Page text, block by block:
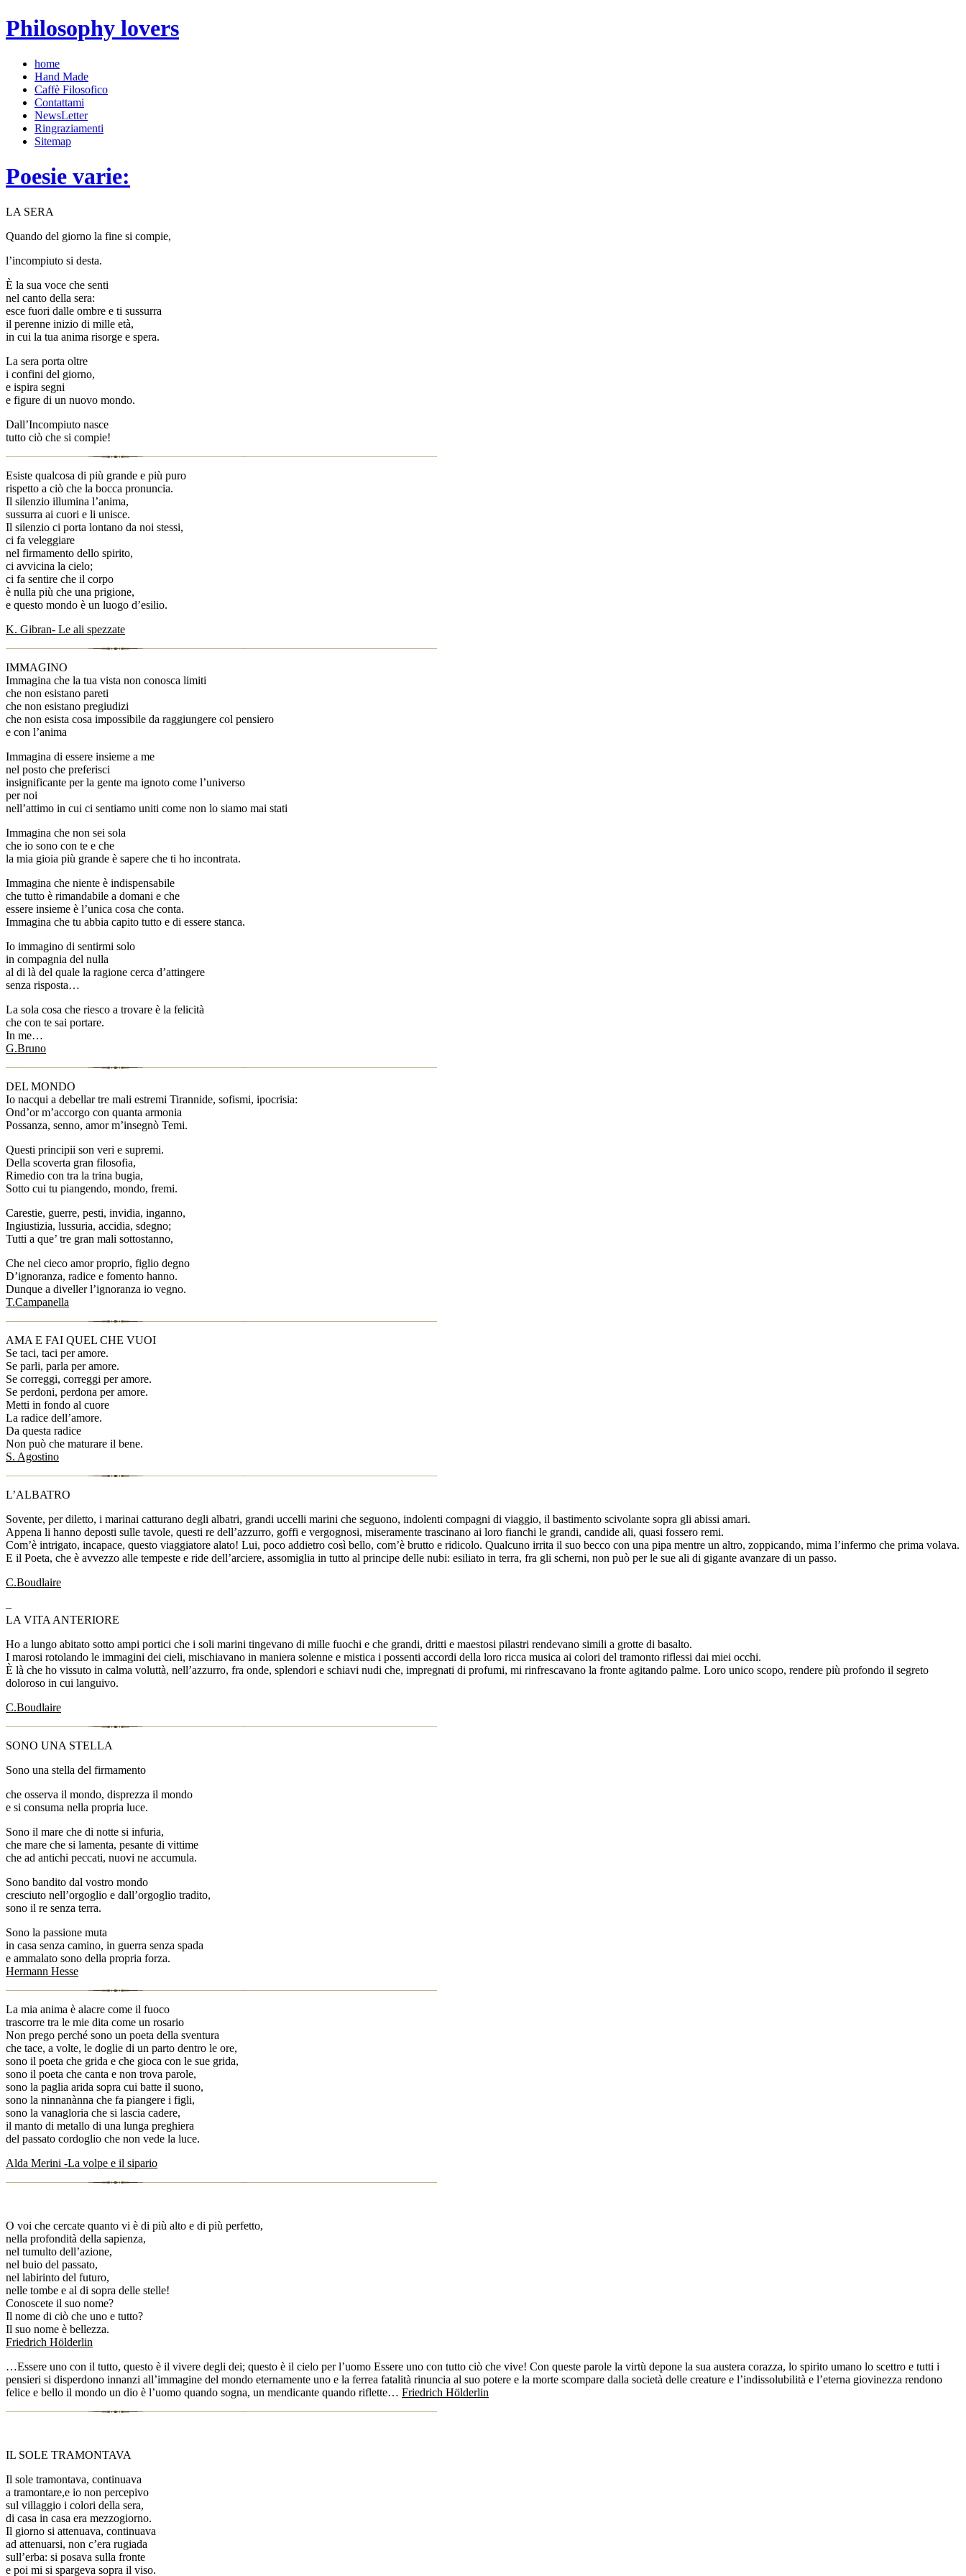
Philosophy lovers
home
Hand Made
Caffè Filosofico
Contattami
NewsLetter
Ringraziamenti
Sitemap
Poesie varie:
LA SERA
Quando del giorno la fine si compie,
l’incompiuto si desta.
È la sua voce che senti
nel canto della sera:
esce fuori dalle ombre e ti sussurra
il perenne inizio di mille età,
in cui la tua anima risorge e spera.
La sera porta oltre
i confini del giorno,
e ispira segni
e figure di un nuovo mondo.
Dall’Incompiuto nasce
tutto ciò che si compie!
Esiste qualcosa di più grande e più puro
rispetto a ciò che la bocca pronuncia.
Il silenzio illumina l’anima,
sussurra ai cuori e li unisce.
Il silenzio ci porta lontano da noi stessi,
ci fa veleggiare
nel firmamento dello spirito,
ci avvicina la cielo;
ci fa sentire che il corpo
è nulla più che una prigione,
e questo mondo è un luogo d’esilio.
K. Gibran- Le ali spezzate
IMMAGINO
Immagina che la tua vista non conosca limiti
che non esistano pareti
che non esistano pregiudizi
che non esista cosa impossibile da raggiungere col pensiero
e con l’anima
Immagina di essere insieme a me
nel posto che preferisci
insignificante per la gente ma ignoto come l’universo
per noi
nell’attimo in cui ci sentiamo uniti come non lo siamo mai stati
Immagina che non sei sola
che io sono con te e che
la mia gioia più grande è sapere che ti ho incontrata.
Immagina che niente è indispensabile
che tutto è rimandabile a domani e che
essere insieme è l’unica cosa che conta.
Immagina che tu abbia capito tutto e di essere stanca.
Io immagino di sentirmi solo
in compagnia del nulla
al di là del quale la ragione cerca d’attingere
senza risposta…
La sola cosa che riesco a trovare è la felicità
che con te sai portare.
In me…
G.Bruno
DEL MONDO
Io nacqui a debellar tre mali estremi Tirannide, sofismi, ipocrisia:
Ond’or m’accorgo con quanta armonia
Possanza, senno, amor m’insegnò Temi.
Questi principii son veri e supremi.
Della scoverta gran filosofia,
Rimedio con tra la trina bugia,
Sotto cui tu piangendo, mondo, fremi.
Carestie, guerre, pesti, invidia, inganno,
Ingiustizia, lussuria, accidia, sdegno;
Tutti a que’ tre gran mali sottostanno,
Che nel cieco amor proprio, figlio degno
D’ignoranza, radice e fomento hanno.
Dunque a diveller l’ignoranza io vegno.
T.Campanella
AMA E FAI QUEL CHE VUOI
Se taci, taci per amore.
Se parli, parla per amore.
Se correggi, correggi per amore.
Se perdoni, perdona per amore.
Metti in fondo al cuore
La radice dell’amore.
Da questa radice
Non può che maturare il bene.
S. Agostino
L’ALBATRO
Sovente, per diletto, i marinai catturano degli albatri, grandi uccelli marini che seguono, indolenti compagni di viaggio, il bastimento scivolante sopra gli abissi amari.
Appena li hanno deposti sulle tavole, questi re dell’azzurro, goffi e vergognosi, miseramente trascinano ai loro fianchi le grandi, candide ali, quasi fossero remi.
Com’è intrigato, incapace, questo viaggiatore alato! Lui, poco addietro così bello, com’è brutto e ridicolo. Qualcuno irrita il suo becco con una pipa mentre un altro, zoppicando, mima l’infermo che prima volava.
E il Poeta, che è avvezzo alle tempeste e ride dell’arciere, assomiglia in tutto al principe delle nubi: esiliato in terra, fra gli scherni, non può per le sue ali di gigante avanzare di un passo.
C.Boudlaire
–
LA VITA ANTERIORE
Ho a lungo abitato sotto ampi portici che i soli marini tingevano di mille fuochi e che grandi, dritti e maestosi pilastri rendevano simili a grotte di basalto.
I marosi rotolando le immagini dei cieli, mischiavano in maniera solenne e mistica i possenti accordi della loro ricca musica ai colori del tramonto riflessi dai miei occhi.
È là che ho vissuto in calma voluttà, nell’azzurro, fra onde, splendori e schiavi nudi che, impregnati di profumi, mi rinfrescavano la fronte agitando palme. Loro unico scopo, rendere più profondo il segreto
doloroso in cui languivo.
C.Boudlaire
SONO UNA STELLA
Sono una stella del firmamento
che osserva il mondo, disprezza il mondo
e si consuma nella propria luce.
Sono il mare che di notte si infuria,
che mare che si lamenta, pesante di vittime
che ad antichi peccati, nuovi ne accumula.
Sono bandito dal vostro mondo
cresciuto nell’orgoglio e dall’orgoglio tradito,
sono il re senza terra.
Sono la passione muta
in casa senza camino, in guerra senza spada
e ammalato sono della propria forza.
Hermann Hesse
La mia anima è alacre come il fuoco
trascorre tra le mie dita come un rosario
Non prego perché sono un poeta della sventura
che tace, a volte, le doglie di un parto dentro le ore,
sono il poeta che grida e che gioca con le sue grida,
sono il poeta che canta e non trova parole,
sono la paglia arida sopra cui batte il suono,
sono la ninnanànna che fa piangere i figli,
sono la vanagloria che si lascia cadere,
il manto di metallo di una lunga preghiera
del passato cordoglio che non vede la luce.
Alda Merini -La volpe e il sipario
O voi che cercate quanto vi è di più alto e di più perfetto,
nella profondità della sapienza,
nel tumulto dell’azione,
nel buio del passato,
nel labirinto del futuro,
nelle tombe e al di sopra delle stelle!
Conoscete il suo nome?
Il nome di ciò che uno e tutto?
Il suo nome è bellezza.
Friedrich Hölderlin
…Essere uno con il tutto, questo è il vivere degli dei; questo è il cielo per l’uomo Essere uno con tutto ciò che vive! Con queste parole la virtù depone la sua austera corazza, lo spirito umano lo scettro e tutti i
pensieri si disperdono innanzi all’immagine del mondo eternamente uno e la ferrea fatalità rinuncia al suo potere e la morte scompare dalla società delle creature e l’indissolubilità e l’eterna giovinezza rendono
felice e bello il mondo un dio è l’uomo quando sogna, un mendicante quando riflette… Friedrich Hölderlin
IL SOLE TRAMONTAVA
Il sole tramontava, continuava
a tramontare,e io non percepivo
sul villaggio i colori della sera,
di casa in casa era mezzogiorno.
Il giorno si attenuava, continuava
ad attenuarsi, non c’era rugiada
sull’erba: si posava sulla fronte
e poi mi si spargeva sopra il viso.